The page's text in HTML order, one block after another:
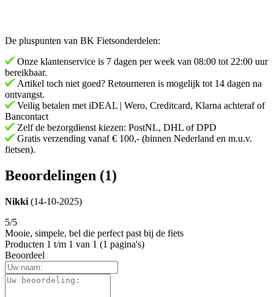
De pluspunten van BK Fietsonderdelen:
Onze klantenservice is 7 dagen per week van 08:00 tot 22:00 uur
bereikbaar.
Artikel toch niet goed? Retourneren is mogelijk tot 14 dagen na
ontvangst.
Veilig betalen met iDEAL | Wero, Creditcard, Klarna achteraf of
Bancontact
Zelf de bezorgdienst kiezen: PostNL, DHL of DPD
Gratis verzending vanaf € 100,- (binnen Nederland en m.u.v.
fietsen).
Beoordelingen (1)
Nikki (14-10-2025)
5/5
Mooie, simpele, bel die perfect past bij de fiets
Producten 1 t/m 1 van 1 (1 pagina's)
Beoordeel